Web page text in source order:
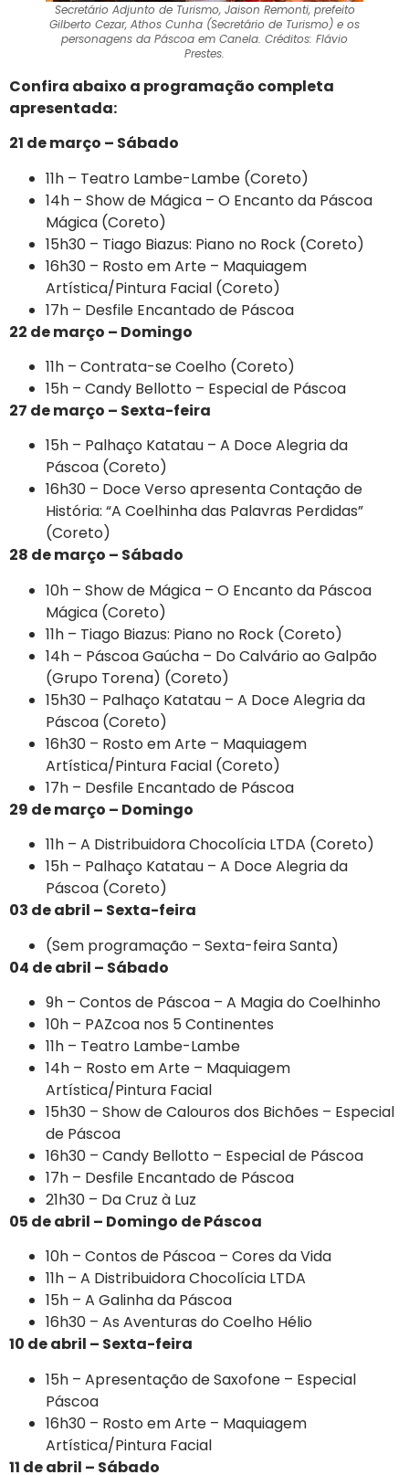
Secretário Adjunto de Turismo, Jaison Remonti, prefeito
Gilberto Cezar, Athos Cunha (Secretário de Turismo) e os
personagens da Páscoa em Canela. Créditos: Flávio
Prestes.
Confira abaixo a programação completa
apresentada:
21 de março – Sábado
11h – Teatro Lambe-Lambe (Coreto)
14h – Show de Mágica – O Encanto da Páscoa
Mágica (Coreto)
15h30 – Tiago Biazus: Piano no Rock (Coreto)
16h30 – Rosto em Arte – Maquiagem
Artística/Pintura Facial (Coreto)
17h – Desfile Encantado de Páscoa
22 de março – Domingo
11h – Contrata-se Coelho (Coreto)
15h – Candy Bellotto – Especial de Páscoa
27 de março – Sexta-feira
15h – Palhaço Katatau – A Doce Alegria da
Páscoa (Coreto)
16h30 – Doce Verso apresenta Contação de
História: “A Coelhinha das Palavras Perdidas”
(Coreto)
28 de março – Sábado
10h – Show de Mágica – O Encanto da Páscoa
Mágica (Coreto)
11h – Tiago Biazus: Piano no Rock (Coreto)
14h – Páscoa Gaúcha – Do Calvário ao Galpão
(Grupo Torena) (Coreto)
15h30 – Palhaço Katatau – A Doce Alegria da
Páscoa (Coreto)
16h30 – Rosto em Arte – Maquiagem
Artística/Pintura Facial (Coreto)
17h – Desfile Encantado de Páscoa
29 de março – Domingo
11h – A Distribuidora Chocolícia LTDA (Coreto)
15h – Palhaço Katatau – A Doce Alegria da
Páscoa (Coreto)
03 de abril – Sexta-feira
(Sem programação – Sexta-feira Santa)
04 de abril – Sábado
9h – Contos de Páscoa – A Magia do Coelhinho
10h – PAZcoa nos 5 Continentes
11h – Teatro Lambe-Lambe
14h – Rosto em Arte – Maquiagem
Artística/Pintura Facial
15h30 – Show de Calouros dos Bichões – Especial
de Páscoa
16h30 – Candy Bellotto – Especial de Páscoa
17h – Desfile Encantado de Páscoa
21h30 – Da Cruz à Luz
05 de abril – Domingo de Páscoa
10h – Contos de Páscoa – Cores da Vida
11h – A Distribuidora Chocolícia LTDA
15h – A Galinha da Páscoa
16h30 – As Aventuras do Coelho Hélio
10 de abril – Sexta-feira
15h – Apresentação de Saxofone – Especial
Páscoa
16h30 – Rosto em Arte – Maquiagem
Artística/Pintura Facial
11 de abril – Sábado